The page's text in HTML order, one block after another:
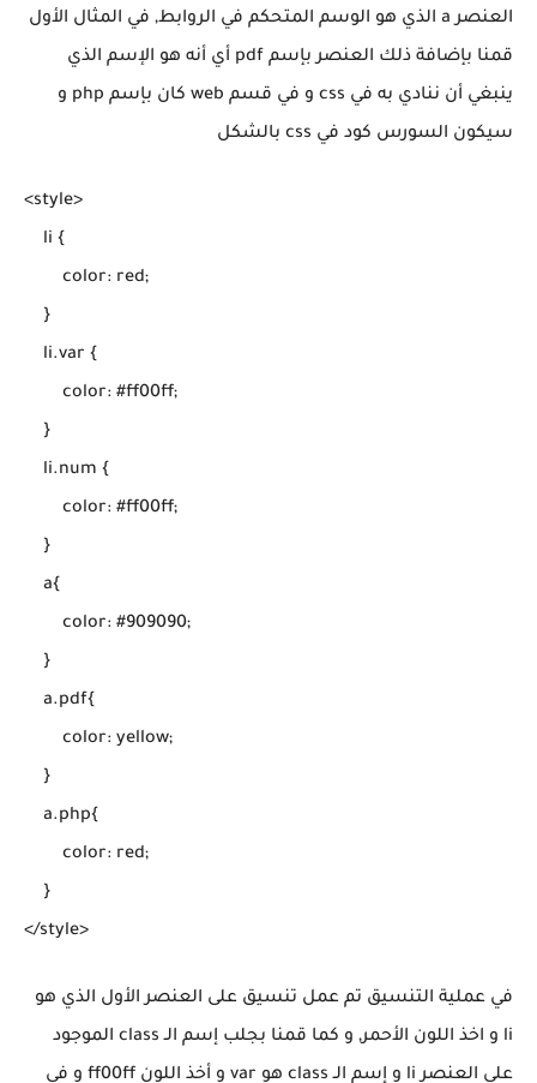
العنصر a الذي هو الوسم المتحكم في الروابط, في المثال الأول
قمنا بإضافة ذلك العنصر بإسم pdf أي أنه هو الإسم الذي
ينبغي أن ننادي به في css و في قسم web كان بإسم php و
سيكون السورس كود في css بالشكل
<style>
    li {
        color: red;
    }
    li.var {
        color: #ff00ff;
    }
    li.num {
        color: #ff00ff;
    }
    a{
        color: #909090;
    }
    a.pdf{
        color: yellow;
    }
    a.php{
        color: red;
    }
في عملية التنسيق تم عمل تنسيق على العنصر الأول الذي هو
li و اخذ اللون الأحمر, و كما قمنا بجلب إسم الـ class الموجود
على العنصر li و إسم الـ class هو var و أخذ اللون ff00ff و في